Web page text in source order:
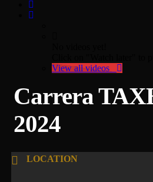
View all videos
Carrera
2024
LOCATION